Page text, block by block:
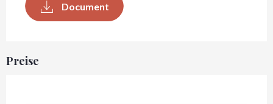
Document
Preise